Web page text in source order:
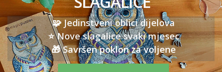
🧩 Jedinstveni oblici dijelova
⭐️ Nove slagalice svaki mjesec
🎁 Savršen poklon za voljene